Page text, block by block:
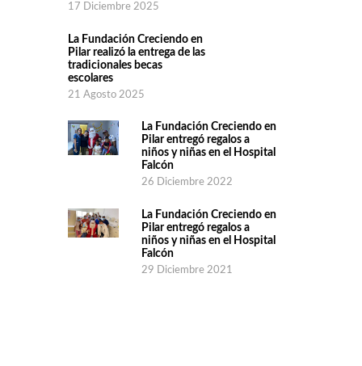
17 Diciembre 2025
La Fundación Creciendo en
Pilar realizó la entrega de las
tradicionales becas
escolares
21 Agosto 2025
La Fundación Creciendo en
Pilar entregó regalos a
niños y niñas en el Hospital
Falcón
26 Diciembre 2022
La Fundación Creciendo en
Pilar entregó regalos a
niños y niñas en el Hospital
Falcón
29 Diciembre 2021